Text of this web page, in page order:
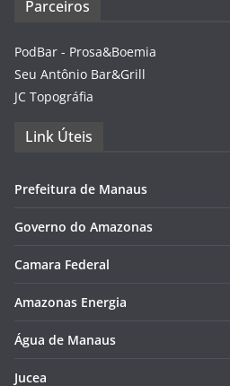
Parceiros
PodBar - Prosa&Boemia
Seu Antônio Bar&Grill
JC Topográfia
Link Úteis
Prefeitura de Manaus
Governo do Amazonas
Camara Federal
Amazonas Energia
Água de Manaus
Jucea